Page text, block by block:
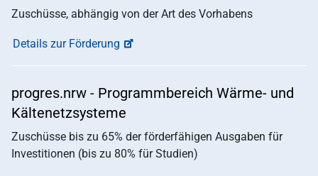
Zuschüsse, abhängig von der Art des Vorhabens
Details zur Förderung
progres.nrw - Programmbereich Wärme- und
Kältenetzsysteme
Zuschüsse bis zu 65% der förderfähigen Ausgaben für
Investitionen (bis zu 80% für Studien)